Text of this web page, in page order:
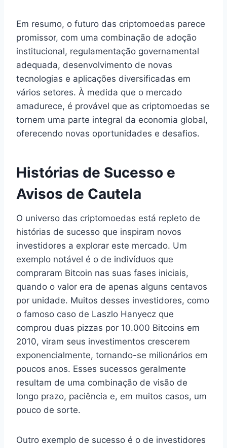
Em resumo, o futuro das criptomoedas parece
promissor, com uma combinação de adoção
institucional, regulamentação governamental
adequada, desenvolvimento de novas
tecnologias e aplicações diversificadas em
vários setores. À medida que o mercado
amadurece, é provável que as criptomoedas se
tornem uma parte integral da economia global,
oferecendo novas oportunidades e desafios.
Histórias de Sucesso e
Avisos de Cautela
O universo das criptomoedas está repleto de
histórias de sucesso que inspiram novos
investidores a explorar este mercado. Um
exemplo notável é o de indivíduos que
compraram Bitcoin nas suas fases iniciais,
quando o valor era de apenas alguns centavos
por unidade. Muitos desses investidores, como
o famoso caso de Laszlo Hanyecz que
comprou duas pizzas por 10.000 Bitcoins em
2010, viram seus investimentos crescerem
exponencialmente, tornando-se milionários em
poucos anos. Esses sucessos geralmente
resultam de uma combinação de visão de
longo prazo, paciência e, em muitos casos, um
pouco de sorte.
Outro exemplo de sucesso é o de investidores